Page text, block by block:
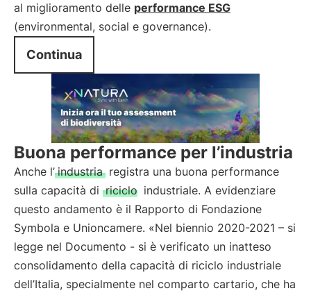
al miglioramento delle performance ESG
(environmental, social e governance).
Continua
Buona performance per l’industria
Anche l’ industria registra una buona performance
sulla capacità di riciclo industriale. A evidenziare
questo andamento è il Rapporto di Fondazione
Symbola e Unioncamere. «Nel biennio 2020-2021 – si
legge nel Documento - si è verificato un inatteso
consolidamento della capacità di riciclo industriale
dell’Italia, specialmente nel comparto cartario, che ha